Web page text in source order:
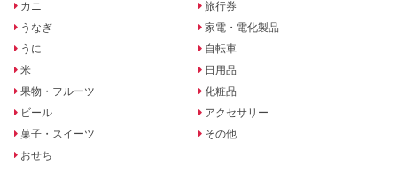
カニ
うなぎ
うに
米
果物・フルーツ
ビール
菓子・スイーツ
おせち
旅行券
家電・電化製品
自転車
日用品
化粧品
アクセサリー
その他